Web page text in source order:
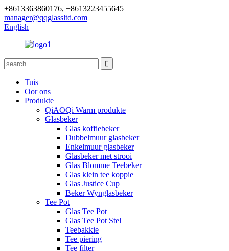
+8613363860176, +8613223455645
manager@qqglassltd.com
English
Tuis
Oor ons
Produkte
QiAOQi Warm produkte
Glasbeker
Glas koffiebeker
Dubbelmuur glasbeker
Enkelmuur glasbeker
Glasbeker met strooi
Glas Blomme Teebeker
Glas klein tee koppie
Glas Justice Cup
Beker Wynglasbeker
Tee Pot
Glas Tee Pot
Glas Tee Pot Stel
Teebakkie
Tee piering
Tee filter